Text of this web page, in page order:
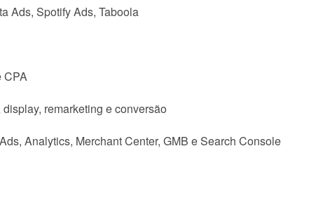
Ads, Spotify Ads, Taboola
CPA
remarketing e conversão
Analytics, Merchant Center, GMB e Search Console